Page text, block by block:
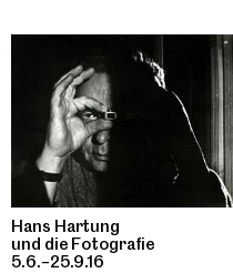
Hans Hartung
und die Fotografie
5.6.–25.9.16